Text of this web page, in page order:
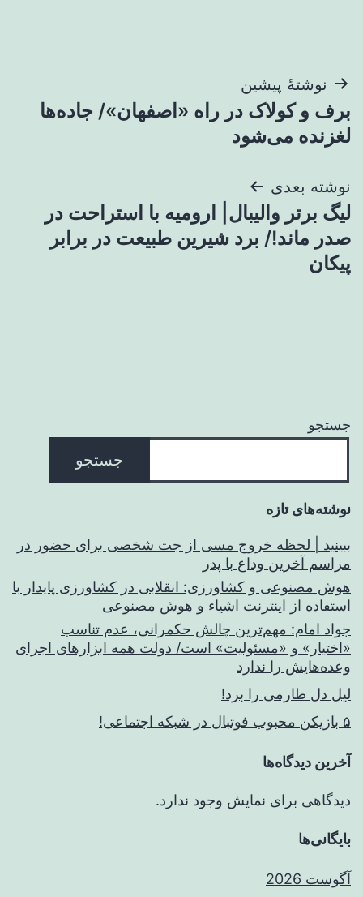
راهبری
نوشته
نوشتهٔ پیشین
برف و کولاک در راه «اصفهان»/ جاده‌ها
لغزنده می‌شود
نوشته بعدی
لیگ برتر والیبال| ارومیه با استراحت در
صدر ماند!/ برد شیرین طبیعت در برابر
پیکان
جستجو
جستجو
نوشته‌های تازه
ببینید | لحظه خروج مسی از جت شخصی برای حضور در
مراسم آخرین وداع با پدر
هوش مصنوعی و کشاورزی: انقلابی در کشاورزی پایدار با
استفاده از اینترنت اشیاء و هوش مصنوعی
جواد امام: مهم‌ترین چالش حکمرانی، عدم تناسب
«اختیار» و «مسئولیت» است/ دولت همه ابزارهای اجرای
وعده‌هایش را ندارد
لیل دل طارمی را برد!
۵ بازیکن محبوب فوتبال در شبکه اجتماعی!
آخرین دیدگاه‌ها
دیدگاهی برای نمایش وجود ندارد.
بایگانی‌ها
آگوست 2026